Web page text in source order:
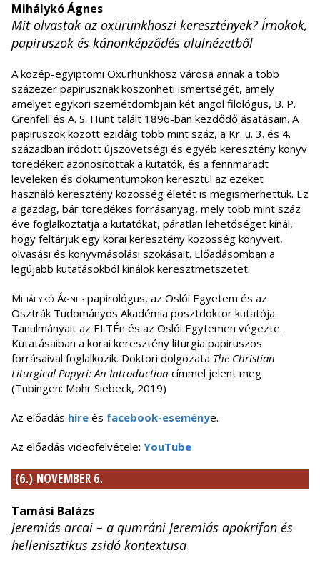
Mihálykó Ágnes
Mit olvastak az oxürünkhoszi keresztények? Írnokok,
papiruszok és kánonképződés alulnézetből
A közép-egyiptomi Oxürhünkhosz városa annak a több
százezer papirusznak köszönheti ismertségét, amely
amelyet egykori szemétdombjain két angol filológus, B. P.
Grenfell és A. S. Hunt talált 1896-ban kezdődő ásatásain. A
papiruszok között ezidáig több mint száz, a Kr. u. 3. és 4.
században íródott újszövetségi és egyéb keresztény könyv
töredékeit azonosítottak a kutatók, és a fennmaradt
leveleken és dokumentumokon keresztül az ezeket
használó keresztény közösség életét is megismerhettük. Ez
a gazdag, bár töredékes forrásanyag, mely több mint száz
éve foglalkoztatja a kutatókat, páratlan lehetőséget kínál,
hogy feltárjuk egy korai keresztény közösség könyveit,
olvasási és könyvmásolási szokásait. Előadásomban a
legújabb kutatásokból kínálok keresztmetszetet.
Mihálykó Ágnes papirológus, az Oslói Egyetem és az
Osztrák Tudományos Akadémia posztdoktor kutatója.
Tanulmányait az ELTÉn és az Oslói Egytemen végezte.
Kutatásaiban a korai keresztény liturgia papiruszos
forrásaival foglalkozik. Doktori dolgozata The Christian
Liturgical Papyri: An Introduction címmel jelent meg
(Tübingen: Mohr Siebeck, 2019)
Az előadás híre és facebook-eseménye.
Az előadás videofelvétele: YouTube
(6.) NOVEMBER 6.
Tamási Balázs
Jeremiás arcai – a qumráni Jeremiás apokrifon és
hellenisztikus zsidó kontextusa